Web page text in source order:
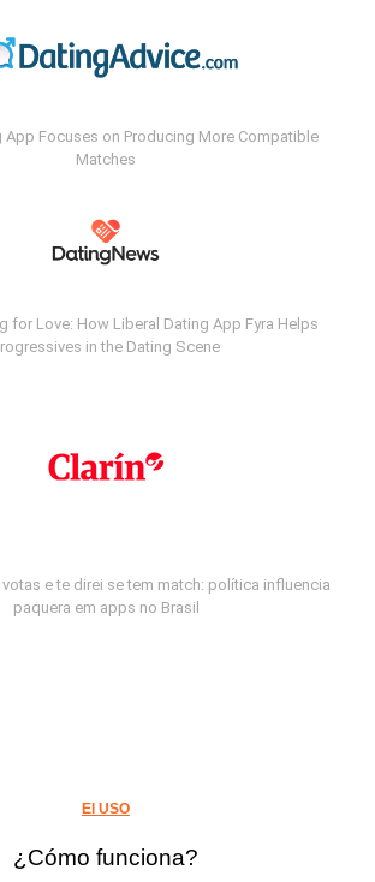
App Focuses on Producing More Compatible
Matches
for Love: How Liberal Dating App Fyra Helps
in the Dating Scene
e te direi se tem match: política influencia
paquera em apps no Brasil
El USO
¿Cómo funciona?